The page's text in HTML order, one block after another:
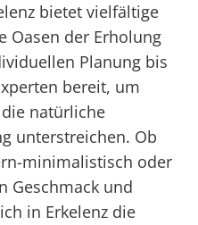
bietet vielfältige
Oasen der Erholung
Planung bis
bereit, um
natürliche
unterstreichen. Ob
minimalistisch oder
Geschmack und
in Erkelenz die